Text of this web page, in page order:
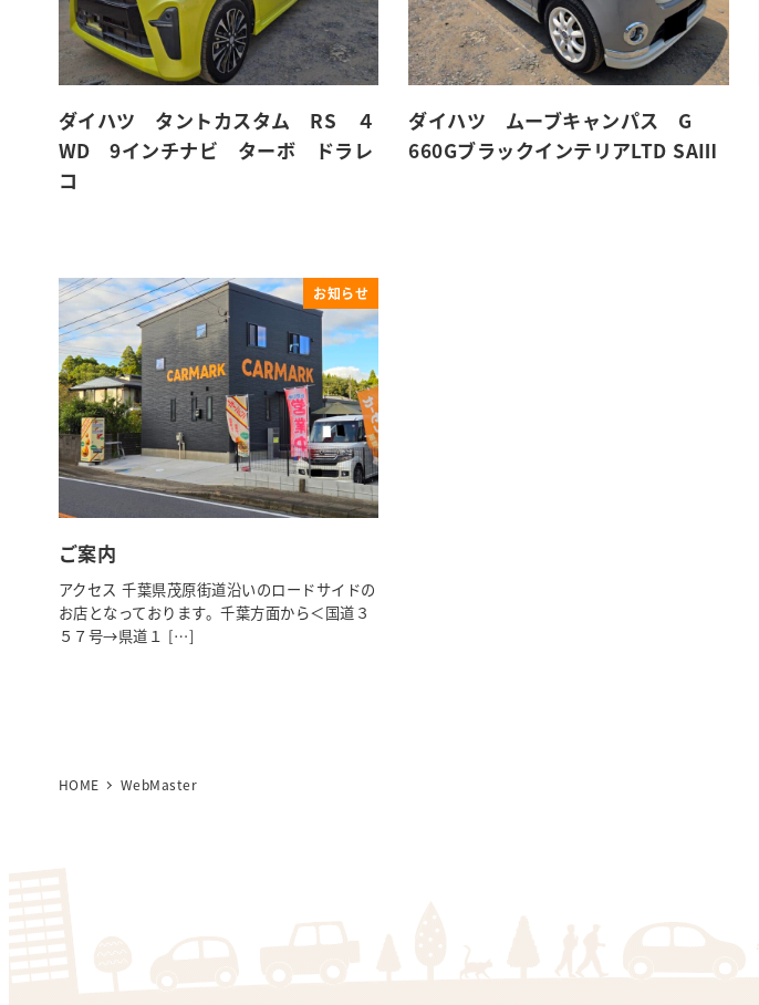
ダイハツ タントカスタム RS ４
WD 9インチナビ ターボ ドラレ
コ
ダイハツ ムーブキャンパス G
660GブラックインテリアLTD SAⅢ
お知らせ
ご案内
アクセス 千葉県茂原街道沿いのロードサイドの
お店となっております。千葉方面から＜国道３
５７号→県道１ […]
HOME WebMaster